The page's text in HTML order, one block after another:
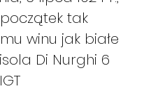
tak
winu jak białe
Di Nurghi 6